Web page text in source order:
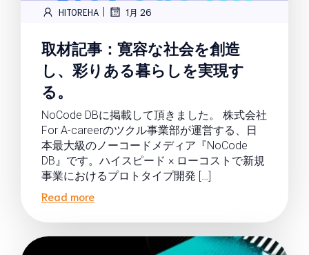
HITOREHA | 1月 26
取材記事：寛容な社会を創造
し、彩りある暮らしを実現す
る。
NoCode DBに掲載して頂きました。 株式会社
For A-careerのツクル事業部が運営する、日
本最大級のノーコードメディア『NoCode
DB』です。ハイスピード × ローコストで新規
事業におけるプロトタイプ開発 […]
Read more